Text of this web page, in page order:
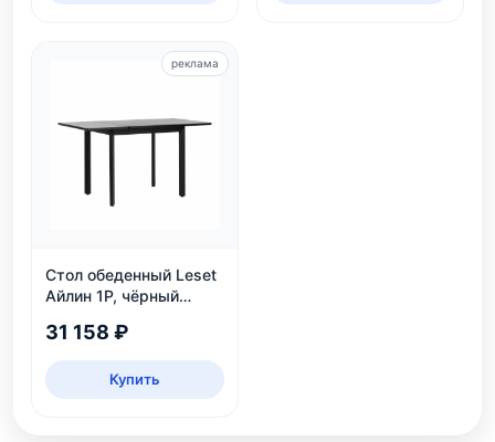
Стол обеденный Leset
Айлин 1Р, чёрный
31 158 ₽
Купить
реклама